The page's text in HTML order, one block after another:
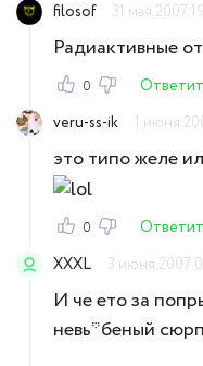
filosof
31 мая 2007
Радиактивные
0
veru-ss-ik
1 июня
это типо желе
0
XXXL
3 июня 2007
И че ето за
невь*беный